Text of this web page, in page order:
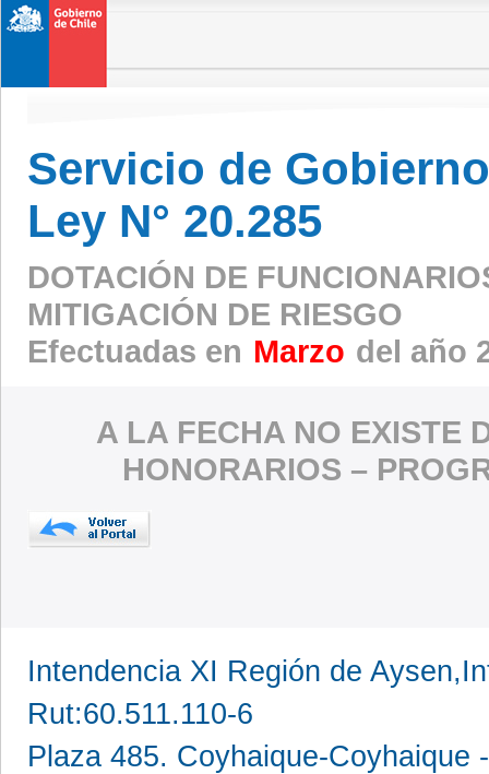
Servicio de
Ley N° 20.285
DOTACIÓN DE
MITIGACIÓN DE RIESGO
Efectuadas en Marzo del año
A LA FECHA NO EXISTE
HONORARIOS –
Intendencia XI Región de
Rut:60.511.110-6
Plaza 485. Coyhaique-Coyhaique